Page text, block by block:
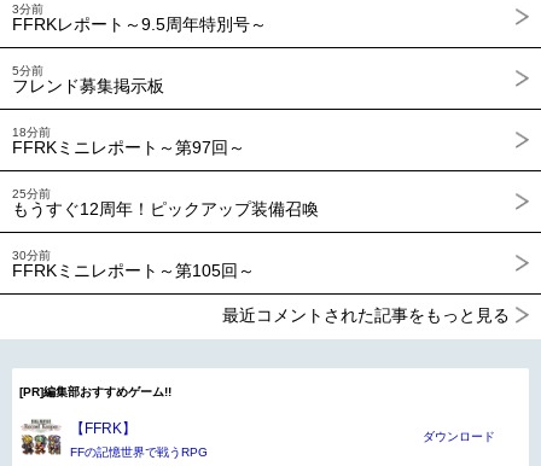
3分前
FFRKレポート～9.5周年特別号～
5分前
フレンド募集掲示板
18分前
FFRKミニレポート～第97回～
25分前
もうすぐ12周年！ピックアップ装備召喚
30分前
FFRKミニレポート～第105回～
最近コメントされた記事をもっと見る
[PR]編集部おすすめゲーム!!
【FFRK】
FFの記憶世界で戦うRPG
ダウンロード